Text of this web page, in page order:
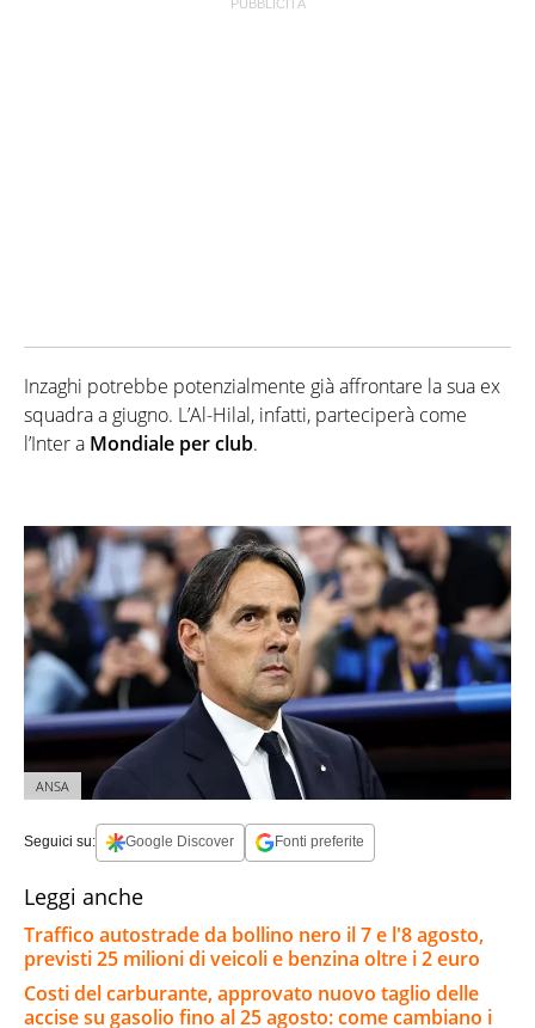
Inzaghi potrebbe potenzialmente già affrontare la sua ex
squadra a giugno. L’Al-Hilal, infatti, parteciperà come
l’Inter a Mondiale per club.
ANSA
Seguici su: Google Discover Fonti preferite
Leggi anche
Traffico autostrade da bollino nero il 7 e l'8 agosto,
previsti 25 milioni di veicoli e benzina oltre i 2 euro
Costi del carburante, approvato nuovo taglio delle
accise su gasolio fino al 25 agosto: come cambiano i